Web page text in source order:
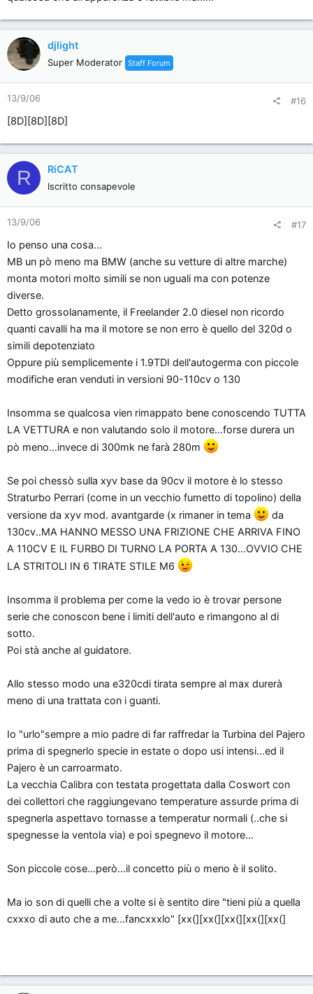
djlight
Super Moderator Staff Forum
13/9/06 #16
[8D][8D][8D]
R RiCAT
Iscritto consapevole
13/9/06 #17
Io penso una cosa...
MB un pò meno ma BMW (anche su vetture di altre marche)
monta motori molto simili se non uguali ma con potenze
diverse.
Detto grossolanamente, il Freelander 2.0 diesel non ricordo
quanti cavalli ha ma il motore se non erro è quello del 320d o
simili depotenziato
Oppure più semplicemente i 1.9TDI dell'autogerma con piccole
modifiche eran venduti in versioni 90-110cv o 130
Insomma se qualcosa vien rimappato bene conoscendo TUTTA
LA VETTURA e non valutando solo il motore...forse durera un
pò meno...invece di 300mk ne farà 280m
Se poi chessò sulla xyv base da 90cv il motore è lo stesso
Straturbo Perrari (come in un vecchio fumetto di topolino) della
versione da xyv mod. avantgarde (x rimaner in tema
da
130cv..MA HANNO MESSO UNA FRIZIONE CHE ARRIVA FINO
A 110CV E IL FURBO DI TURNO LA PORTA A 130...OVVIO CHE
LA STRITOLI IN 6 TIRATE STILE M6
Insomma il problema per come la vedo io è trovar persone
serie che conoscon bene i limiti dell'auto e rimangono al di
sotto.
Poi stà anche al guidatore.
Allo stesso modo una e320cdi tirata sempre al max durerà
meno di una trattata con i guanti.
Io "urlo"sempre a mio padre di far raffredar la Turbina del Pajero
prima di spegnerlo specie in estate o dopo usi intensi...ed il
Pajero è un carroarmato.
La vecchia Calibra con testata progettata dalla Coswort con
dei collettori che raggiungevano temperature assurde prima di
spegnerla aspettavo tornasse a temperatur normali (..che si
spegnesse la ventola via) e poi spegnevo il motore...
Son piccole cose...però...il concetto più o meno è il solito.
Ma io son di quelli che a volte si è sentito dire "tieni più a quella
cxxxo di auto che a me...fancxxxlo" [xx(][xx(][xx(][xx(][xx(]